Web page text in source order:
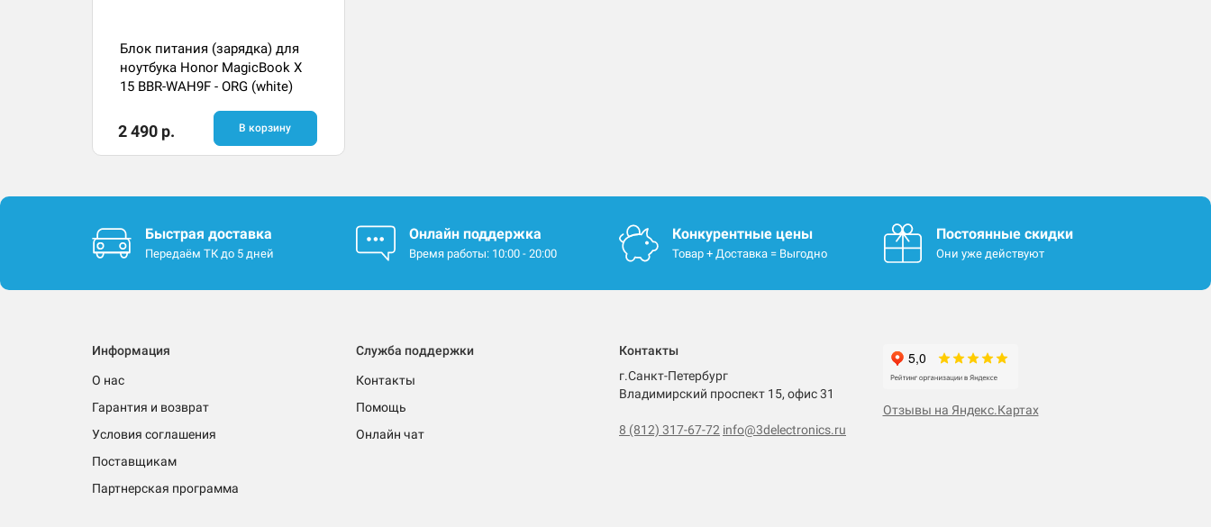
Блок питания (зарядка) для
ноутбука Honor MagicBook X
15 BBR-WAH9F - ORG (white)
2 490 р. В корзину
Быстрая доставка
Передаём ТК до 5 дней
Онлайн поддержка
Время работы: 10:00 - 20:00
Конкурентные цены
Товар + Доставка = Выгодно
Постоянные скидки
Они уже действуют
Информация
О нас
Гарантия и возврат
Условия соглашения
Поставщикам
Партнерская программа
Служба поддержки
Контакты
Помощь
Онлайн чат
Контакты
г.Санкт-Петербург
Владимирский проспект 15, офис 31
8 (812) 317-67-72 info@3delectronics.ru
Отзывы на Яндекс.Картах